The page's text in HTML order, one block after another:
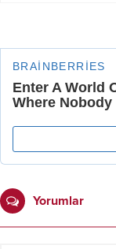
Yorumlar